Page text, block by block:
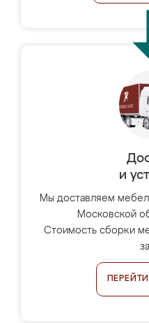
и
Мы доставляем
Московской
Стоимость сборки